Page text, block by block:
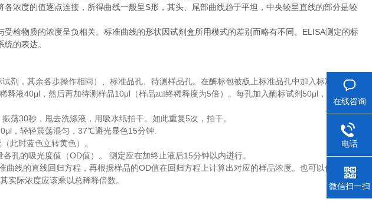
浓度的值逐点连接，所得曲线一般呈S形，其头、尾部曲线趋于平坦，中央较呈直线的部分是较
检物质的浓度呈负相关。标准曲线的形状因试剂盒所用模式的差别而略有不同。ELISA测定的标
的表达。
剂，其余各步操作相同）、标准品孔、待测样品孔。在酶标包被板上标准品孔中加入标准品
释液40μl ，然后再加待测样品10μl （样品zui终稀释度为5倍）。每孔加入酶标试剂 50μl ，空白孔
振荡30秒，甩去洗涤液，用吸水纸拍干。如此重复 5次，拍干。
，轻轻震荡混匀， 37℃避光显色15分钟
（此时蓝色立转黄色）。
各孔的吸光度值（OD值）。 测定应在加终止液后15分钟以内进行。
曲线的直线回归方程，再根据样品的OD值在回归方程上计算出对应的样品浓度。也可以使用各种
实际浓度应该乘以总稀释倍数。
在线咨询
电话
微信扫一扫